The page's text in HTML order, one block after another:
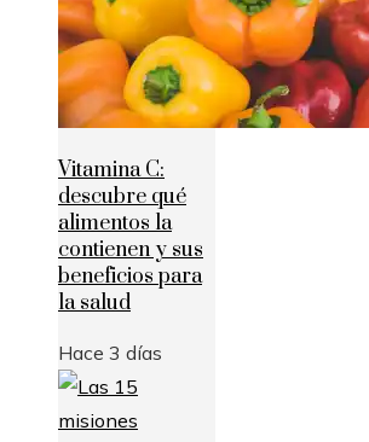
Vitamina C:
descubre qué
alimentos la
contienen y sus
beneficios para
la salud
Hace 3 días